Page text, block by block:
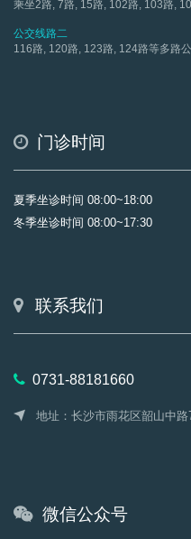
乘坐2路, 7路, 15路, 102路, 103路,
公交线路二
116路, 120路, 123路, 124路等多路
门诊时间
夏季坐诊时间 08:00~18:00
冬季坐诊时间 08:00~17:30
联系我们
0731-88181660
地址：长沙市雨花区韶山中路
微信公众号